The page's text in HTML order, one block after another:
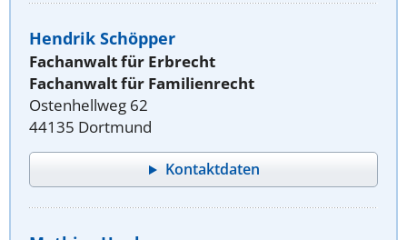
Hendrik Schöpper
Fachanwalt für Erbrecht
Fachanwalt für Familienrecht
Ostenhellweg 62
44135 Dortmund
Kontaktdaten